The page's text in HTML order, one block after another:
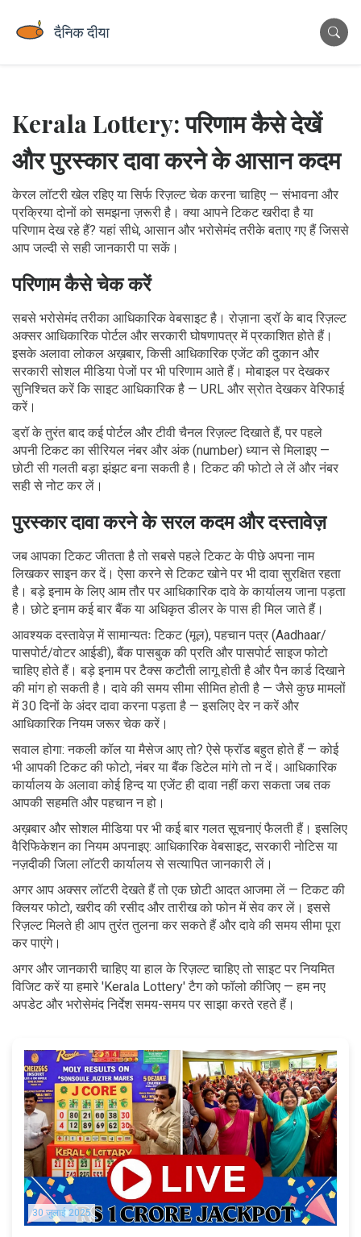
Kerala Lottery: परिणाम कैसे देखें
और पुरस्कार दावा करने के आसान कदम
केरल लॉटरी खेल रहिए या सिर्फ रिज़ल्ट चेक करना चाहिए — संभावना और
प्रक्रिया दोनों को समझना ज़रूरी है। क्या आपने टिकट खरीदा है या
परिणाम देख रहे हैं? यहां सीधे, आसान और भरोसेमंद तरीके बताए गए हैं जिससे
आप जल्दी से सही जानकारी पा सकें।
परिणाम कैसे चेक करें
सबसे भरोसेमंद तरीका आधिकारिक वेबसाइट है। रोज़ाना ड्रॉ के बाद रिज़ल्ट
अक्सर आधिकारिक पोर्टल और सरकारी घोषणापत्र में प्रकाशित होते हैं।
इसके अलावा लोकल अख़बार, किसी आधिकारिक एजेंट की दुकान और
सरकारी सोशल मीडिया पेजों पर भी परिणाम आते हैं। मोबाइल पर देखकर
सुनिश्चित करें कि साइट आधिकारिक है — URL और स्रोत देखकर वेरिफाई
करें।
ड्रॉ के तुरंत बाद कई पोर्टल और टीवी चैनल रिज़ल्ट दिखाते हैं, पर पहले
अपनी टिकट का सीरियल नंबर और अंक (number) ध्यान से मिलाइए —
छोटी सी गलती बड़ा झंझट बना सकती है। टिकट की फोटो ले लें और नंबर
सही से नोट कर लें।
पुरस्कार दावा करने के सरल कदम और दस्तावेज़
जब आपका टिकट जीतता है तो सबसे पहले टिकट के पीछे अपना नाम
लिखकर साइन कर दें। ऐसा करने से टिकट खोने पर भी दावा सुरक्षित रहता
है। बड़े इनाम के लिए आम तौर पर आधिकारिक दावे के कार्यालय जाना पड़ता
है। छोटे इनाम कई बार बैंक या अधिकृत डीलर के पास ही मिल जाते हैं।
आवश्यक दस्तावेज़ में सामान्यतः टिकट (मूल), पहचान पत्र (Aadhaar/
पासपोर्ट/वोटर आईडी), बैंक पासबुक की प्रति और पासपोर्ट साइज फोटो
चाहिए होते हैं। बड़े इनाम पर टैक्स कटौती लागू होती है और पैन कार्ड दिखाने
की मांग हो सकती है। दावे की समय सीमा सीमित होती है — जैसे कुछ मामलों
में 30 दिनों के अंदर दावा करना पड़ता है — इसलिए देर न करें और
आधिकारिक नियम जरूर चेक करें।
सवाल होगा: नकली कॉल या मैसेज आए तो? ऐसे फ्रॉड बहुत होते हैं — कोई
भी आपकी टिकट की फोटो, नंबर या बैंक डिटेल मांगे तो न दें। आधिकारिक
कार्यालय के अलावा कोई हिन्द या एजेंट ही दावा नहीं करा सकता जब तक
आपकी सहमति और पहचान न हो।
अख़बार और सोशल मीडिया पर भी कई बार गलत सूचनाएं फैलती हैं। इसलिए
वैरिफिकेशन का नियम अपनाइए: आधिकारिक वेबसाइट, सरकारी नोटिस या
नज़दीकी जिला लॉटरी कार्यालय से सत्यापित जानकारी लें।
अगर आप अक्सर लॉटरी देखते हैं तो एक छोटी आदत आजमा लें — टिकट की
क्लियर फोटो, खरीद की रसीद और तारीख को फोन में सेव कर लें। इससे
रिज़ल्ट मिलते ही आप तुरंत तुलना कर सकते हैं और दावे की समय सीमा पूरा
कर पाएंगे।
अगर और जानकारी चाहिए या हाल के रिज़ल्ट चाहिए तो साइट पर नियमित
विजिट करें या हमारे 'Kerala Lottery' टैग को फॉलो कीजिए — हम नए
अपडेट और भरोसेमंद निर्देश समय-समय पर साझा करते रहते हैं।
30 जुलाई 2025